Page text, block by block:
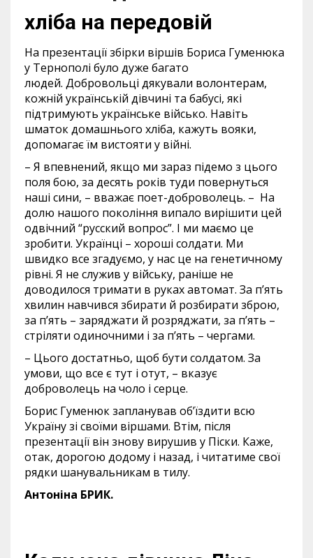
хліба на передовій
На презентації збірки віршів Бориса Гуменюка
у Тернополі було дуже багато
людей. Добровольці дякували волонтерам,
кожній українській дівчині та бабусі, які
підтримують українське військо. Навіть
шматок домашнього хліба, кажуть вояки,
допомагає їм вистояти у війні.
– Я впевнений, якщо ми зараз підемо з цього
поля бою, за десять років туди повернуться
наші сини, – вважає поет-доброволець. – На
долю нашого покоління випало вирішити цей
одвічний “русский вопрос”. І ми маємо це
зробити. Українці – хороші солдати. Ми
швидко все згадуємо, у нас це на генетичному
рівні. Я не служив у війську, раніше не
доводилося тримати в руках автомат. За п’ять
хвилин навчився збирати й розбирати зброю,
за п’ять – заряджати й розряджати, за п’ять –
стріляти одиночними і за п’ять – чергами.
– Цього достатньо, щоб бути солдатом. За
умови, що все є тут і отут, – вказує
доброволець на чоло і серце.
Борис Гуменюк запланував об’їздити всю
Україну зі своїми віршами. Втім, після
презентації він знову вирушив у Піски. Каже,
отак, дорогою додому і назад, і читатиме свої
рядки шанувальникам в тилу.
Антоніна БРИК.